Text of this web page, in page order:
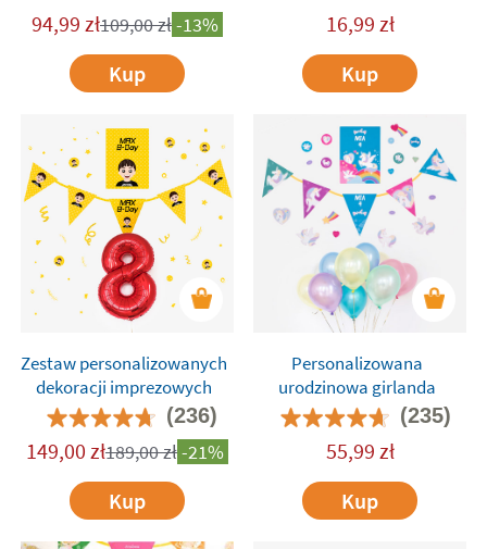
94,99 zł109,00zł-13%
Kup
16,99 zł
Kup
Zestaw personalizowanych
dekoracji imprezowych
(236)
149,00 zł189,00zł-21%
Kup
Personalizowana
urodzinowa girlanda
(235)
55,99 zł
Kup